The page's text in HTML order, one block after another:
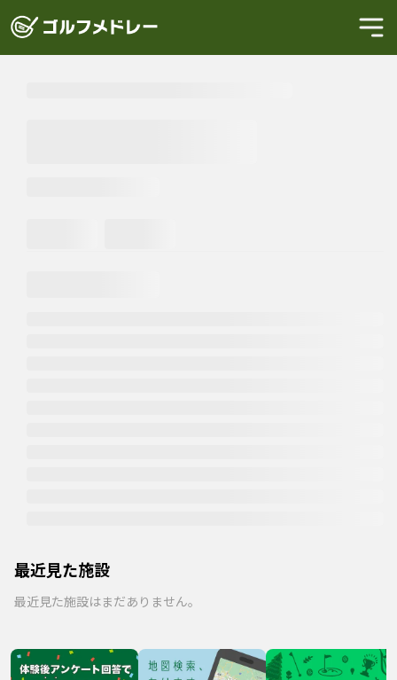
最近見た施設
最近見た施設はまだありません。